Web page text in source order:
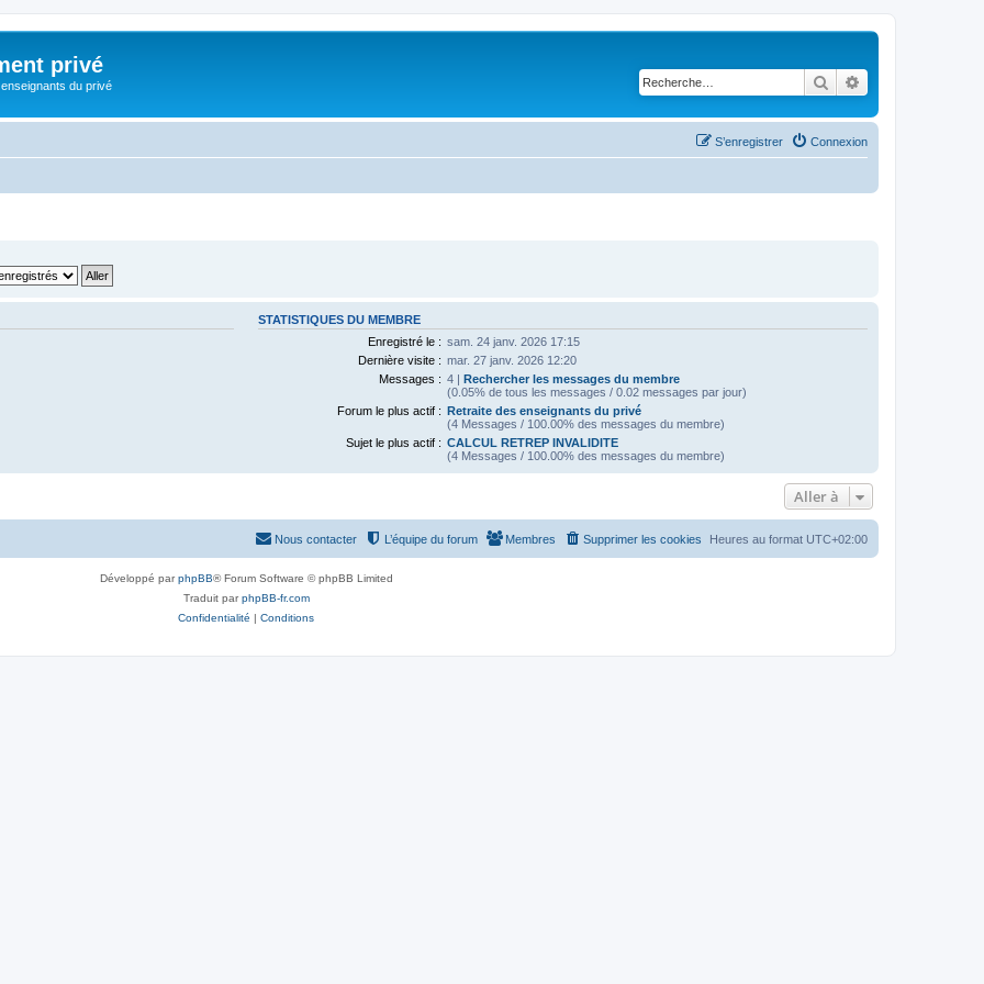
privé
du privé Rechercher
Connexion
S’enregistrer
STATISTIQUES DU MEMBRE
Enregistré le : sam. 24 janv. 2026 17:15
Dernière visite : mar. 27 janv. 2026 12:20
Messages : 4 | Rechercher les messages du membre
(0.05% de tous les messages / 0.02 messages par jour)
Forum le plus actif : Retraite des enseignants du privé
(4 Messages / 100.00% des messages du membre)
Sujet le plus actif : CALCUL RETREP INVALIDITE
(4 Messages / 100.00% des messages du membre)
Aller à
Heures au format UTC+02:00
Supprimer les cookies
Membres
L’équipe du forum
Nous contacter
Développé parphpBB® Forum Software © phpBB Limited
Traduit parphpBB-fr.com
Confidentialité | Conditions